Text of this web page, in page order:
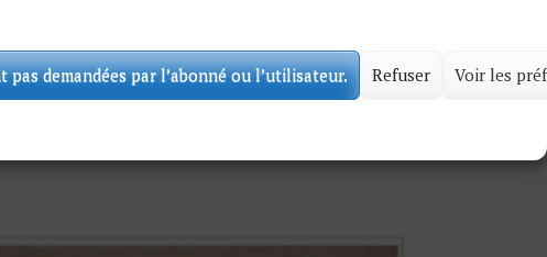
demandées par l’abonné ou l’utilisateur. Refuser Voir les